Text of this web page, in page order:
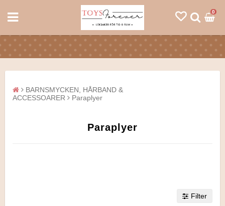
0
BARNSMYCKEN, HÅRBAND &
ACCESSOARER
Paraplyer
Paraplyer
Filter